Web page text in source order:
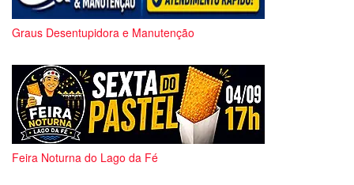
Graus Desentupidora e Manutenção
Feira Noturna do Lago da Fé